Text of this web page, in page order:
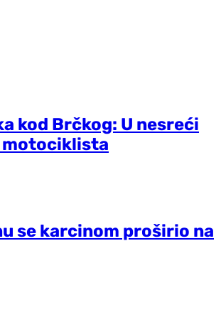
kod Brčkog: U nesreći
se karcinom proširio na